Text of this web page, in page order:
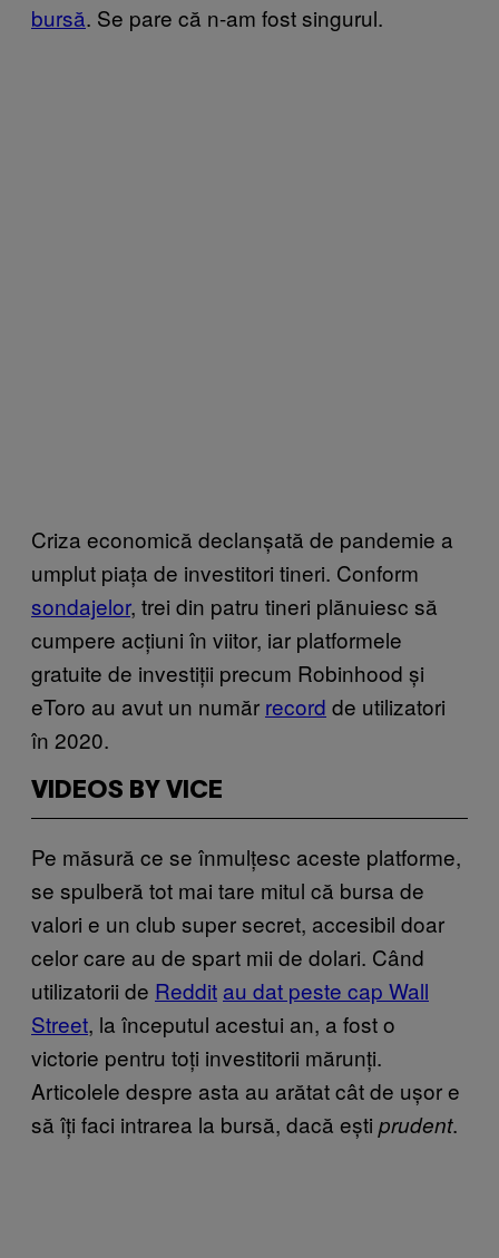
bursă. Se pare că n-am fost singurul.
Criza economică declanșată de pandemie a
umplut piața de investitori tineri. Conform
sondajelor, trei din patru tineri plănuiesc să
cumpere acțiuni în viitor, iar platformele
gratuite de investiții precum Robinhood și
eToro au avut un număr record de utilizatori
în 2020.
VIDEOS BY VICE
Pe măsură ce se înmulțesc aceste platforme,
se spulberă tot mai tare mitul că bursa de
valori e un club super secret, accesibil doar
celor care au de spart mii de dolari. Când
utilizatorii de Reddit au dat peste cap Wall
Street, la începutul acestui an, a fost o
victorie pentru toți investitorii mărunți.
Articolele despre asta au arătat cât de ușor e
să îți faci intrarea la bursă, dacă ești prudent.